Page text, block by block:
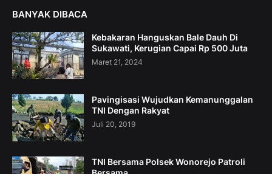
BANYAK DIBACA
Kebakaran Hanguskan Bale Dauh Di
Sukawati, Kerugian Capai Rp 500 Juta
Maret 21, 2024
Pavingisasi Wujudkan Kemanunggalan
TNI Dengan Rakyat
Juli 20, 2019
TNI Bersama Polsek Wonorejo Patroli